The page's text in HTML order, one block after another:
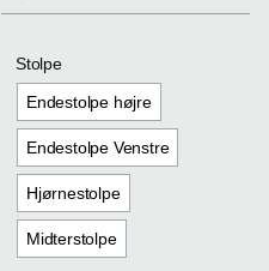
Stolpe
Endestolpe højre
Endestolpe Venstre
Hjørnestolpe
Midterstolpe